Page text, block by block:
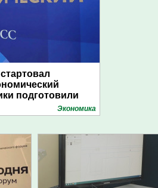
подготовили
Экономика